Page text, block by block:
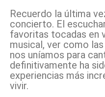
Recuerdo la última
concierto. El
favoritas tocadas en
musical, ver como
nos uníamos para
definitivamente ha
experiencias más
vivir.